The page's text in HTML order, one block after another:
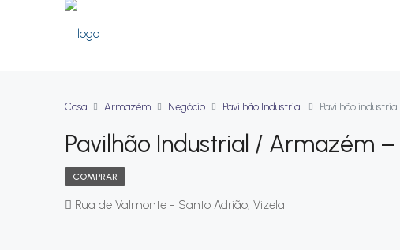
Casa Armazém Negócio Pavilhão Industrial Pavilhão
Pavilhão Industrial / Armazém
COMPRAR
Rua de Valmonte - Santo Adrião, Vizela